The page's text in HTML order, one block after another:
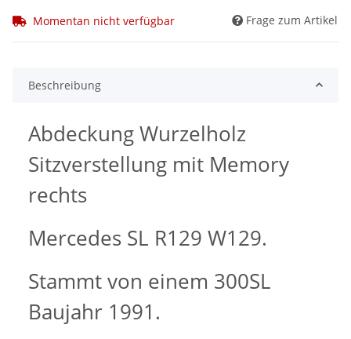
Momentan nicht verfügbar Frage zum Artikel
Beschreibung
Abdeckung Wurzelholz
Sitzverstellung mit Memory
rechts
Mercedes SL R129 W129.
Stammt von einem 300SL
Baujahr 1991.